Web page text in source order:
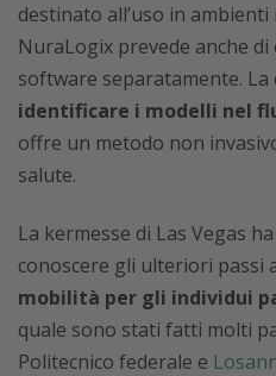
destinato all’uso in
NuraLogix prevede anche
software separatamente. La
identificare i modelli nel
offre un metodo non
salute.
La kermesse di Las Vegas
conoscere gli ulteriori passi
mobilità per gli individui
quale sono stati fatti molti
Politecnico federale e